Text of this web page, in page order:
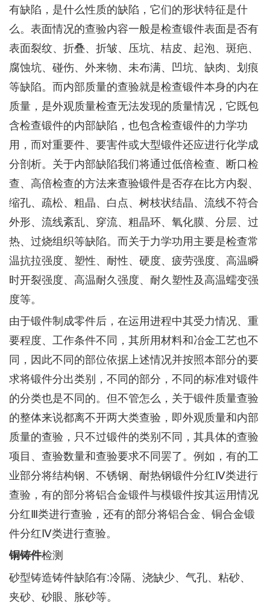
有缺陷，是什么性质的缺陷，它们的形状特征是什
么。表面情况的查验内容一般是检查锻件表面是否有
表面裂纹、折叠、折皱、压坑、桔皮、起泡、斑疤、
腐蚀坑、碰伤、外来物、未布满、凹坑、缺肉、划痕
等缺陷。而内部质量的查验就是检查锻件本身的内在
质量，是外观质量检查无法发现的质量情况，它既包
含检查锻件的内部缺陷，也包含检查锻件的力学功
用，而对重要件、要害件或大型锻件还应进行化学成
分剖析。关于内部缺陷我们将通过低倍检查、断口检
查、高倍检查的方法来查验锻件是否存在比方内裂、
缩孔、疏松、粗晶、白点、树枝状结晶、流线不符合
外形、流线紊乱、穿流、粗晶环、氧化膜、分层、过
热、过烧组织等缺陷。而关于力学功用主要是检查常
温抗拉强度、塑性、耐性、硬度、疲劳强度、高温瞬
时开裂强度、高温耐久强度、耐久塑性及高温蠕变强
度等。
由于锻件制成零件后，在运用进程中其受力情况、重
要程度、工作条件不同，其所用材料和冶金工艺也不
同，因此不同的部位依据上述情况并按照本部分的要
求将锻件分出类别，不同的部分，不同的标准对锻件
的分类也是不同的。但不管怎么，关于锻件质量查验
的整体来说都离不开两大类查验，即外观质量和内部
质量的查验，只不过锻件的类别不同，其具体的查验
项目、查验数量和查验要求不同罢了。例如，有的工
业部分将结构钢、不锈钢、耐热钢锻件分红Ⅳ类进行
查验，有的部分将铝合金锻件与模锻件按其运用情况
分红Ⅲ类进行查验，还有的部分将铝合金、铜合金锻
件分红Ⅳ类进行查验。
铜铸件检测
砂型铸造铸件缺陷有:冷隔、浇缺少、气孔、粘砂、
夹砂、砂眼、胀砂等。